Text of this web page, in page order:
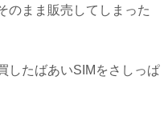
のまま販売してしまった
したばあいSIMをさしっぱ